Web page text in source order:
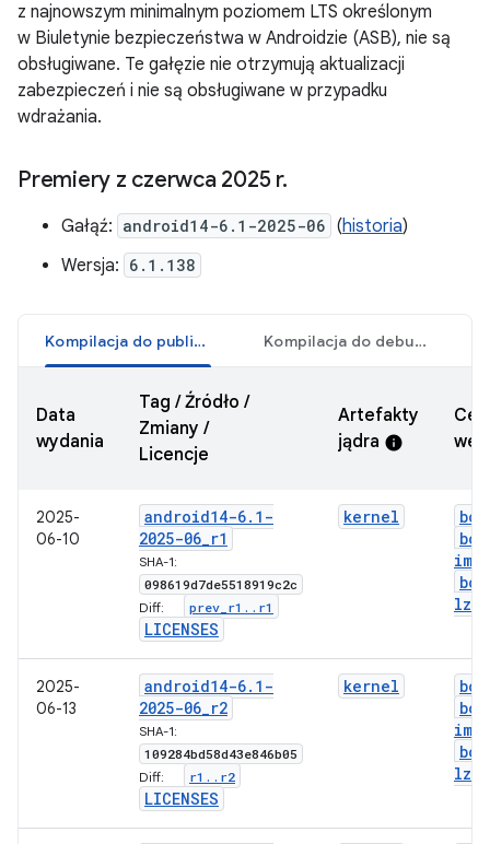
z najnowszym minimalnym poziomem LTS określonym
w Biuletynie bezpieczeństwa w Androidzie (ASB), nie są
obsługiwane. Te gałęzie nie otrzymują aktualizacji
zabezpieczeń i nie są obsługiwane w przypadku
wdrażania.
Premiery z czerwca 2025 r.
Gałąź: android14-6.1-2025-06 (historia)
Wersja: 6.1.138
Kompilacja do publikacji Kompilacja do debugowania
Data
wydania
Tag / Źródło /
Zmiany /
Licencje
Artefakty
jądra info
2025-
06-10
android14-6. 1-
2025-06_r1
SHA-1:
098619d7de5518919c2c
Diff: prev r1 . . r1
LICENSES
kernel
img
lz4
2025-
06-13
android14-6. 1-
2025-06_r2
SHA-1:
109284bd58d43e846b05
Diff: r1 . . r2
LICENSES
kernel
img
lz4